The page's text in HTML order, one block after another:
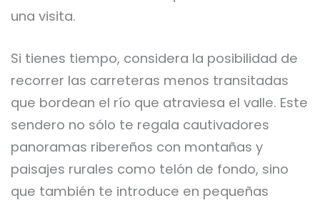
una visita.
Si tienes tiempo, considera la posibilidad de
recorrer las carreteras menos transitadas
que bordean el río que atraviesa el valle. Este
sendero no sólo te regala cautivadores
panoramas ribereños con montañas y
paisajes rurales como telón de fondo, sino
que también te introduce en pequeñas